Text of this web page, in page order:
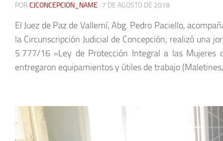
POR CJCONCEPCION_NAME · 7 DE AGOSTO DE 2018
El Juez de Paz de Vallemí, Abg. Pedro Paciello,
la Circunscripción Judicial de Concepción, realizó una
5.777/16 «Ley de Protección Integral a las
entregaron equipamientos y útiles de trabajo